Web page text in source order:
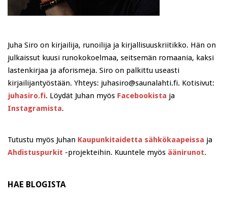
Juha Siro on kirjailija, runoilija ja kirjallisuuskriitikko. Hän on
julkaissut kuusi runokokoelmaa, seitsemän romaania, kaksi
lastenkirjaa ja aforismeja. Siro on palkittu useasti
kirjailijantyöstään. Yhteys: juhasiro@saunalahti.fi. Kotisivut:
juhasiro.fi. Löydät Juhan myös Facebookista ja
Instagramista.
Tutustu myös Juhan Kaupunkitaidetta sähkökaapeissa ja
Ahdistuspurkit -projekteihin. Kuuntele myös äänirunot.
HAE BLOGISTA